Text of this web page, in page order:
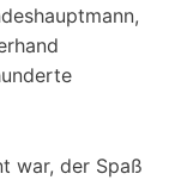
war, der Spaß